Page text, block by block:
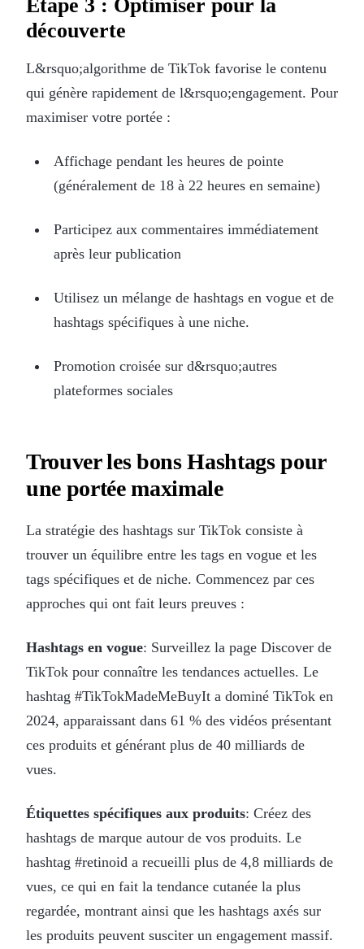
Étape 3 : Optimiser pour la
découverte
L&rsquo;algorithme de TikTok favorise le contenu
qui génère rapidement de l&rsquo;engagement. Pour
maximiser votre portée :
Affichage pendant les heures de pointe
(généralement de 18 à 22 heures en semaine)
Participez aux commentaires immédiatement
après leur publication
Utilisez un mélange de hashtags en vogue et de
hashtags spécifiques à une niche.
Promotion croisée sur d&rsquo;autres
plateformes sociales
Trouver les bons Hashtags pour
une portée maximale
La stratégie des hashtags sur TikTok consiste à
trouver un équilibre entre les tags en vogue et les
tags spécifiques et de niche. Commencez par ces
approches qui ont fait leurs preuves :
Hashtags en vogue: Surveillez la page Discover de
TikTok pour connaître les tendances actuelles. Le
hashtag #TikTokMadeMeBuyIt a dominé TikTok en
2024, apparaissant dans 61 % des vidéos présentant
ces produits et générant plus de 40 milliards de
vues.
Étiquettes spécifiques aux produits: Créez des
hashtags de marque autour de vos produits. Le
hashtag #retinoid a recueilli plus de 4,8 milliards de
vues, ce qui en fait la tendance cutanée la plus
regardée, montrant ainsi que les hashtags axés sur
les produits peuvent susciter un engagement massif.